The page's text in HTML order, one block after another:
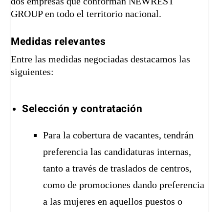
GROUP en todo el territorio nacional.
Medidas relevantes
Entre las medidas negociadas destacamos las
siguientes:
Selección y contratación
Para la cobertura de vacantes, tendrán
preferencia las candidaturas internas,
tanto a través de traslados de centros,
como de promociones dando preferencia
a las mujeres en aquellos puestos o